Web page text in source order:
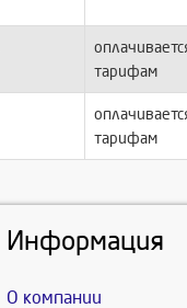
тарифам
тарифам
Информация
О компании